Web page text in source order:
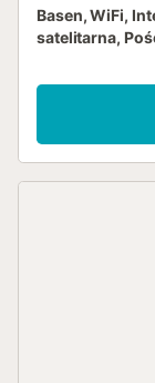
Basen, WiFi,
satelitarna,